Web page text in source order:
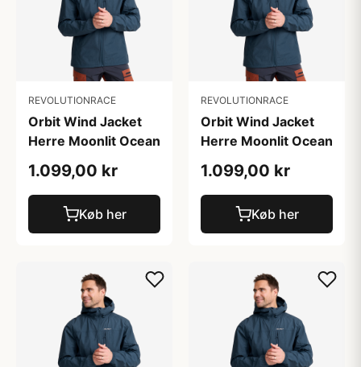
REVOLUTIONRACE
Orbit Wind Jacket
Herre Moonlit Ocean
1.099,00 kr
Køb her
REVOLUTIONRACE
Orbit Wind Jacket
Herre Moonlit Ocean
1.099,00 kr
Køb her